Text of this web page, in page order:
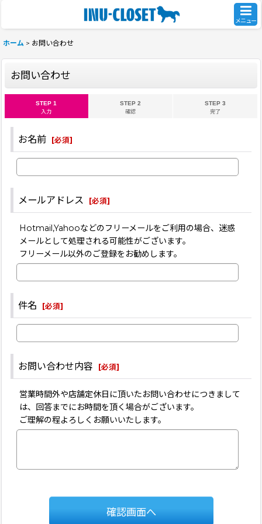
メニュー
ホーム > お問い合わせ
お問い合わせ
STEP 1
入力
STEP 2
確認
STEP 3
完了
お名前 [必須]
メールアドレス [必須]
Hotmail,Yahooなどのフリーメールをご利用の場合、迷惑
メールとして処理される可能性がございます。
フリーメール以外のご登録をお勧めします。
件名 [必須]
お問い合わせ内容 [必須]
営業時間外や店舗定休日に頂いたお問い合わせにつきまして
は、回答までにお時間を頂く場合がございます。
ご理解の程よろしくお願いいたします。
確認画面へ